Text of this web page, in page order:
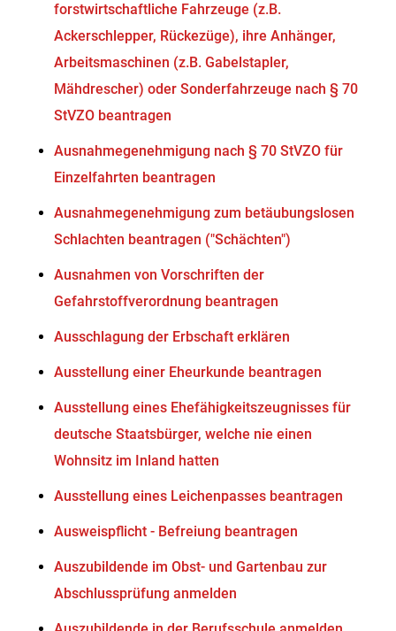
forstwirtschaftliche Fahrzeuge (z.B.
Ackerschlepper, Rückezüge), ihre Anhänger,
Arbeitsmaschinen (z.B. Gabelstapler,
Mähdrescher) oder Sonderfahrzeuge nach § 70
StVZO beantragen
Ausnahmegenehmigung nach § 70 StVZO für
Einzelfahrten beantragen
Ausnahmegenehmigung zum betäubungslosen
Schlachten beantragen ("Schächten")
Ausnahmen von Vorschriften der
Gefahrstoffverordnung beantragen
Ausschlagung der Erbschaft erklären
Ausstellung einer Eheurkunde beantragen
Ausstellung eines Ehefähigkeitszeugnisses für
deutsche Staatsbürger, welche nie einen
Wohnsitz im Inland hatten
Ausstellung eines Leichenpasses beantragen
Ausweispflicht - Befreiung beantragen
Auszubildende im Obst- und Gartenbau zur
Abschlussprüfung anmelden